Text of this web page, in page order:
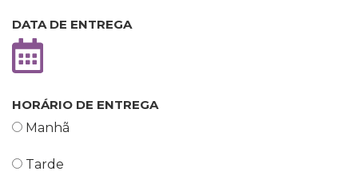
DATA DE ENTREGA
HORÁRIO DE ENTREGA
Manhã
Tarde